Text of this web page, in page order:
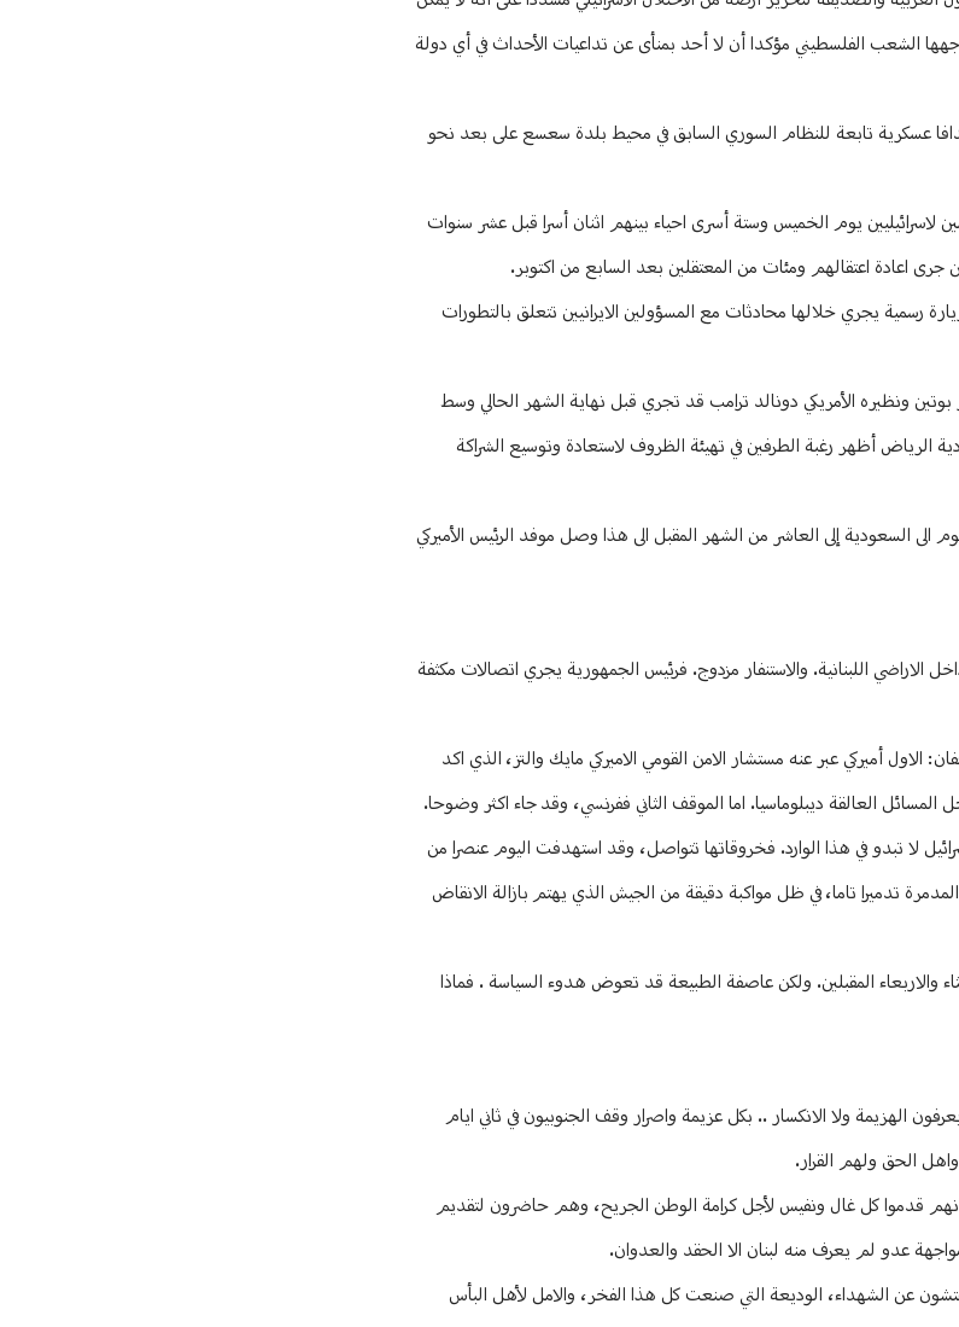
الشعب الفلسطيني مؤكدا أن لا أحد بمنأى عن تداعيات الأحداث في أي دولة
عسكرية تابعة للنظام السوري السابق في محيط بلدة سعسع على بعد نحو
يوم الخميس وستة أسرى احياء بينهم اثنان أسرا قبل عشر سنوات
رسمية يجري خلالها محادثات مع المسؤولين الايرانيين تتعلق بالتطورات
ونظيره الأمريكي دونالد ترامب قد تجري قبل نهاية الشهر الحالي وسط
الرياض أظهر رغبة الطرفين في تهيئة الظروف لاستعادة وتوسيع الشراكة
الى السعودية إلى العاشر من الشهر المقبل الى هذا وصل موفد الرئيس الأميركي
الاراضي اللبنانية. والاستنفار مزدوج. فرئيس الجمهورية يجري اتصالات مكثفة
أميركي عبر عنه مستشار الامن القومي الاميركي مايك والتز، الذي اكد
العالقة ديبلوماسيا. اما الموقف الثاني ففرنسي، وقد جاء اكثر وضوحا.
لا تبدو في هذا الوارد. فخروقاتها تتواصل، وقد استهدفت اليوم عنصرا من
تدميرا تاما، في ظل مواكبة دقيقة من الجيش الذي يهتم بازالة الانقاض
والاربعاء المقبلين. ولكن عاصفة الطبيعة قد تعوض هدوء السياسة . فماذا
الهزيمة ولا الانكسار .. بكل عزيمة واصرار وقف الجنوبيون في ثاني ايام
الحق ولهم القرار.
قدموا كل غال ونفيس لأجل كرامة الوطن الجريح، وهم حاضرون لتقديم
عدو لم يعرف منه لبنان الا الحقد والعدوان.
عن الشهداء، الوديعة التي صنعت كل هذا الفخر، والامل لأهل البأس